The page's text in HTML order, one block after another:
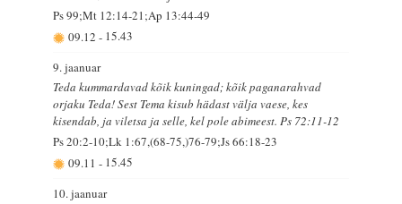
Ps 99;Mt 12:14-21;Ap 13:44-49
09.12- 15.43
9. jaanuar
Teda kummardavad kõik kuningad; kõik paganarahvad
orjaku Teda! Sest Tema kisub hädast välja vaese, kes
kisendab, ja viletsa ja selle, kel pole abimeest. Ps 72:11-12
Ps 20:2-10;Lk 1:67,(68-75,)76-79;Js 66:18-23
09.11- 15.45
10. jaanuar